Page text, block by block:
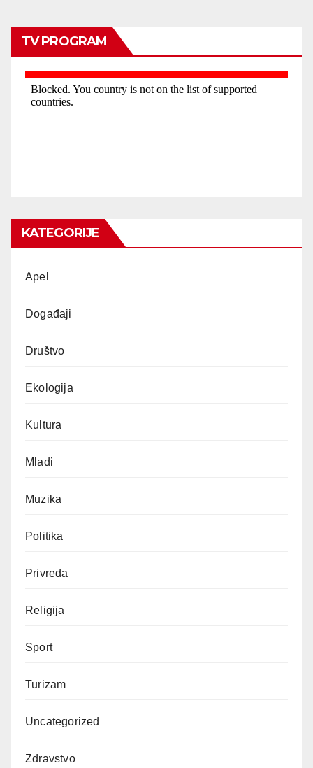
TV PROGRAM
KATEGORIJE
Apel
Događaji
Društvo
Ekologija
Kultura
Mladi
Muzika
Politika
Privreda
Religija
Sport
Turizam
Uncategorized
Zdravstvo